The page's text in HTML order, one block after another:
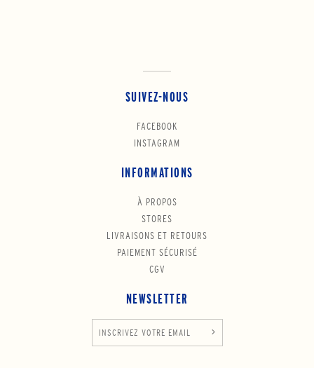
SUIVEZ-NOUS
FACEBOOK
INSTAGRAM
INFORMATIONS
À PROPOS
STORES
LIVRAISONS ET RETOURS
PAIEMENT SÉCURISÉ
CGV
NEWSLETTER